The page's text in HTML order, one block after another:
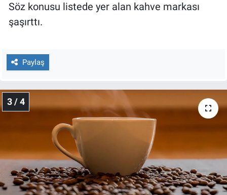
Söz konusu listede yer alan kahve markası
şaşırttı.
Paylaş
3 / 4
Türkiye'nin Geleceği
Yerel Gündem
Yerel Yaşam